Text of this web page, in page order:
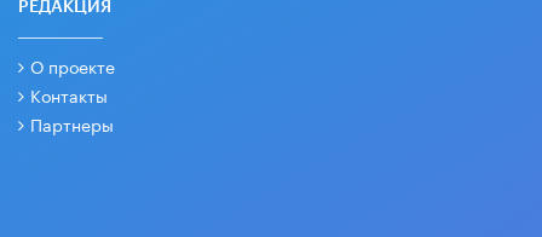
РЕДАКЦИЯ
О проекте
Контакты
Партнеры